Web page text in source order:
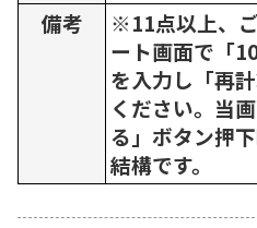
備考
※11点以上、
ート画面で「
を入力し「再
ください。当
る」ボタン押
結構です。